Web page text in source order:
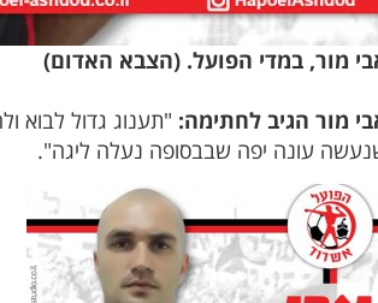
מור, במדי הפועל. (הצבא האדום)
מור הגיב לחתימה: "תענוג גדול לבוא
עונה יפה שבבסופה נעלה ליגה".